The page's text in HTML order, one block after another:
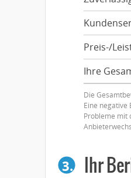
Preis-/
Ihre
Die
Eine negative
Probleme mit
3. Ihr